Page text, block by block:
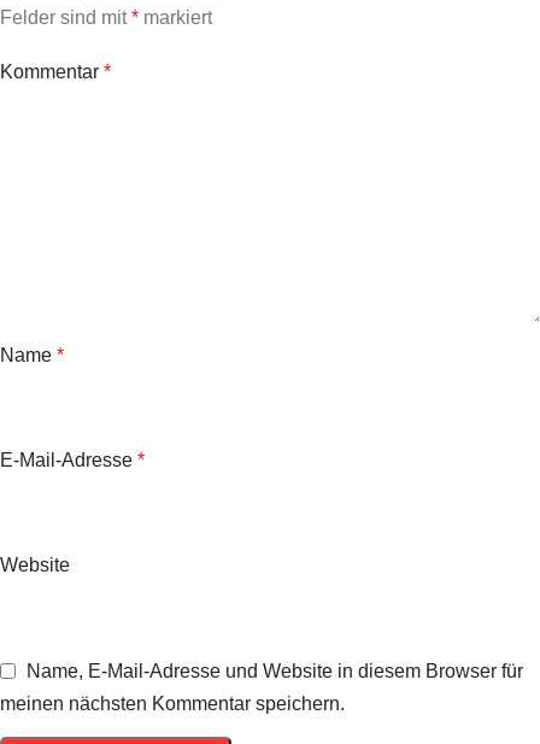
Felder sind mit* markiert
Kommentar *
Name *
E-Mail-Adresse *
Website
Name, E-Mail-Adresse und Website in diesem Browser für
meinen nächsten Kommentar speichern.